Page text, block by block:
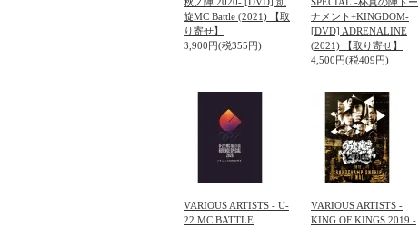
旋MC Battle (2021) 【取
り寄せ】
3,900円(税355円)
ナメント+KINGDOM-
[DVD] ADRENALINE
(2021) 【取り寄せ】
4,500円(税409円)
VARIOUS ARTISTS - U-
22 MC BATTLE
VARIOUS ARTISTS -
KING OF KINGS 2019 -